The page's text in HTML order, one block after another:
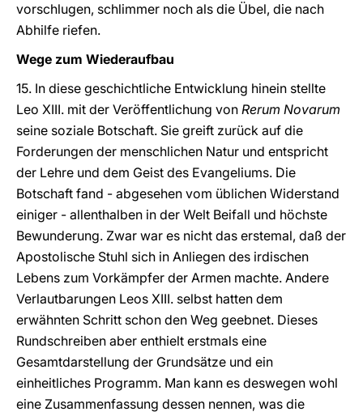
vorschlugen, schlimmer noch als die Übel, die nach
Abhilfe riefen.
Wege zum Wiederaufbau
15. In diese geschichtliche Entwicklung hinein stellte
Leo XIII. mit der Veröffentlichung von Rerum Novarum
seine soziale Botschaft. Sie greift zurück auf die
Forderungen der menschlichen Natur und entspricht
der Lehre und dem Geist des Evangeliums. Die
Botschaft fand - abgesehen vom üblichen Widerstand
einiger - allenthalben in der Welt Beifall und höchste
Bewunderung. Zwar war es nicht das erstemal, daß der
Apostolische Stuhl sich in Anliegen des irdischen
Lebens zum Vorkämpfer der Armen machte. Andere
Verlautbarungen Leos XIII. selbst hatten dem
erwähnten Schritt schon den Weg geebnet. Dieses
Rundschreiben aber enthielt erstmals eine
Gesamtdarstellung der Grundsätze und ein
einheitliches Programm. Man kann es deswegen wohl
eine Zusammenfassung dessen nennen, was die